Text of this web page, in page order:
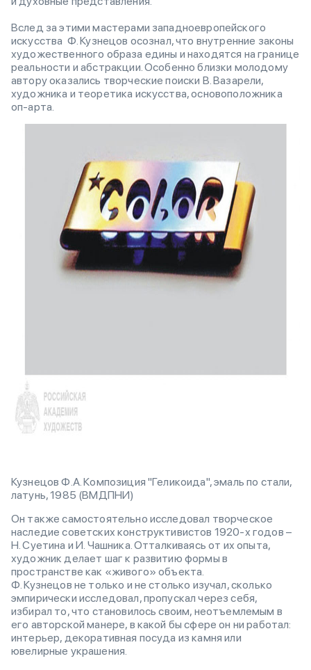
Вслед за этими мастерами западноевропейского
искусства Ф. Кузнецов осознал, что внутренние законы
художественного образа едины и находятся на границе
реальности и абстракции. Особенно близки молодому
автору оказались творческие поиски В. Вазарели,
художника и теоретика искусства, основоположника
оп-арта.
Кузнецов Ф.А. Композиция "Геликоида", эмаль по стали,
латунь, 1985 (ВМДПНИ)
Он также самостоятельно исследовал творческое
наследие советских конструктивистов 1920-х годов –
Н. Суетина и И. Чашника. Отталкиваясь от их опыта,
художник делает шаг к развитию формы в
пространстве как «живого» объекта.
Ф. Кузнецов не только и не столько изучал, сколько
эмпирически исследовал, пропускал через себя,
избирал то, что становилось своим, неотъемлемым в
его авторской манере, в какой бы сфере он ни работал:
интерьер, декоративная посуда из камня или
ювелирные украшения.